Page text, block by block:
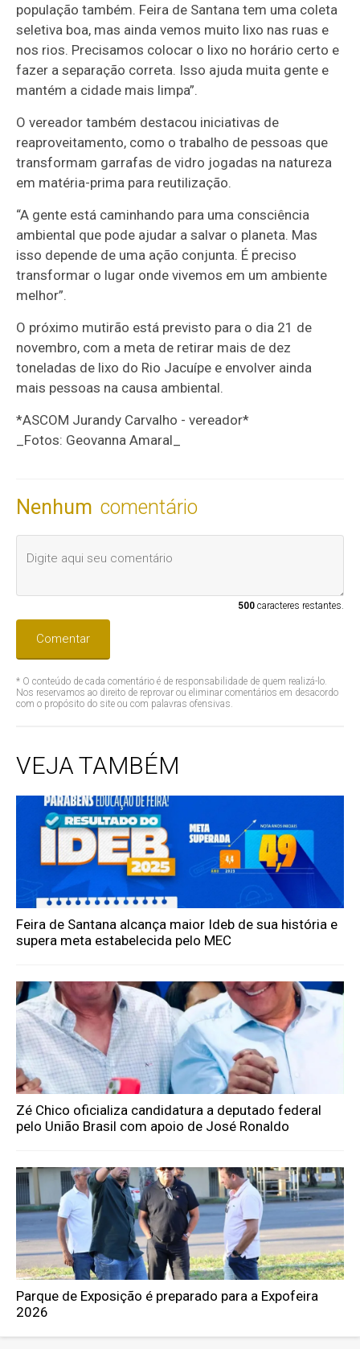
população também. Feira de Santana tem uma coleta
seletiva boa, mas ainda vemos muito lixo nas ruas e
nos rios. Precisamos colocar o lixo no horário certo e
fazer a separação correta. Isso ajuda muita gente e
mantém a cidade mais limpa”.
O vereador também destacou iniciativas de
reaproveitamento, como o trabalho de pessoas que
transformam garrafas de vidro jogadas na natureza
em matéria-prima para reutilização.
“A gente está caminhando para uma consciência
ambiental que pode ajudar a salvar o planeta. Mas
isso depende de uma ação conjunta. É preciso
transformar o lugar onde vivemos em um ambiente
melhor”.
O próximo mutirão está previsto para o dia 21 de
novembro, com a meta de retirar mais de dez
toneladas de lixo do Rio Jacuípe e envolver ainda
mais pessoas na causa ambiental.
*ASCOM Jurandy Carvalho - vereador*
_Fotos: Geovanna Amaral_
Nenhum comentário
500caracteres restantes.
Comentar
* O conteúdo de cada comentário é de responsabilidade de quem realizá-lo.
Nos reservamos ao direito de reprovar ou eliminar comentários em desacordo
com o propósito do site ou com palavras ofensivas.
VEJA TAMBÉM
Feira de Santana alcança maior Ideb de sua história e
supera meta estabelecida pelo MEC
Zé Chico oficializa candidatura a deputado federal
pelo União Brasil com apoio de José Ronaldo
Parque de Exposição é preparado para a Expofeira
2026